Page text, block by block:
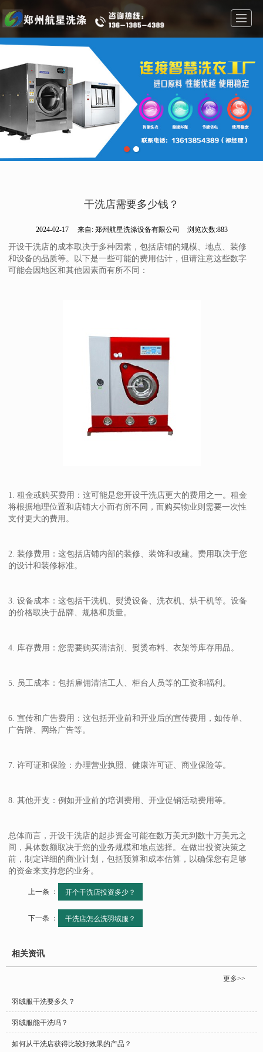
公司介绍 新闻动态
干洗店需要多少钱？
2024-02-17 来自: 郑州航星洗涤设备有限公司 浏览次数:883
开设干洗店的成本取决于多种因素，包括店铺的规模、地点、装修
和设备的品质等。以下是一些可能的费用估计，但请注意这些数字
可能会因地区和其他因素而有所不同：
1. 租金或购买费用：这可能是您开设干洗店更大的费用之一。租金
将根据地理位置和店铺大小而有所不同，而购买物业则需要一次性
支付更大的费用。
2. 装修费用：这包括店铺内部的装修、装饰和改建。费用取决于您
的设计和装修标准。
3. 设备成本：这包括干洗机、熨烫设备、洗衣机、烘干机等。设备
的价格取决于品牌、规格和质量。
4. 库存费用：您需要购买清洁剂、熨烫布料、衣架等库存用品。
5. 员工成本：包括雇佣清洁工人、柜台人员等的工资和福利。
6. 宣传和广告费用：这包括开业前和开业后的宣传费用，如传单、
广告牌、网络广告等。
7. 许可证和保险：办理营业执照、健康许可证、商业保险等。
8. 其他开支：例如开业前的培训费用、开业促销活动费用等。
总体而言，开设干洗店的起步资金可能在数万美元到数十万美元之
间，具体数额取决于您的业务规模和地点选择。在做出投资决策之
前，制定详细的商业计划，包括预算和成本估算，以确保您有足够
的资金来支持您的业务。
上一条 ： 开个干洗店投资多少？
下一条 ： 干洗店怎么洗羽绒服？
相关资讯
更多>>
羽绒服干洗要多久？
羽绒服能干洗吗？
如何从干洗店获得比较好效果的产品？